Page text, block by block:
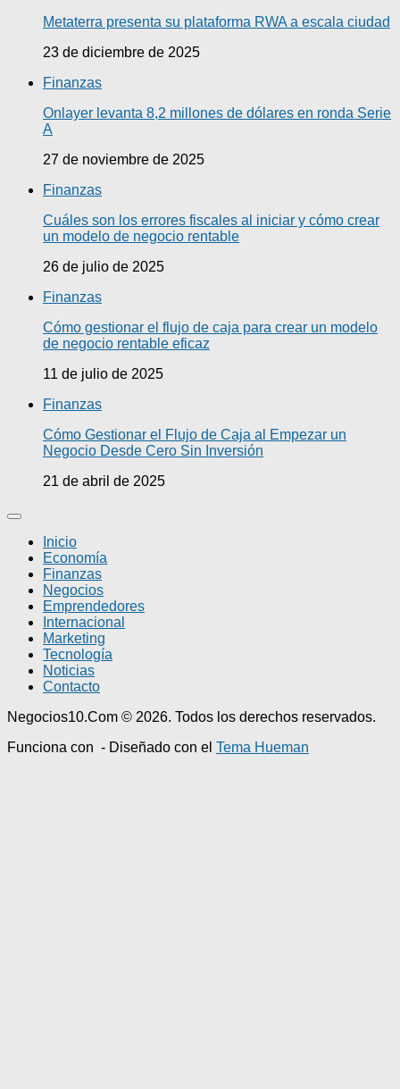
Metaterra presenta su plataforma RWA a escala ciudad
23 de diciembre de 2025
Finanzas
Onlayer levanta 8,2 millones de dólares en ronda Serie
A
27 de noviembre de 2025
Finanzas
Cuáles son los errores fiscales al iniciar y cómo crear
un modelo de negocio rentable
26 de julio de 2025
Finanzas
Cómo gestionar el flujo de caja para crear un modelo
de negocio rentable eficaz
11 de julio de 2025
Finanzas
Cómo Gestionar el Flujo de Caja al Empezar un
Negocio Desde Cero Sin Inversión
21 de abril de 2025
Inicio
Economía
Finanzas
Negocios
Emprendedores
Internacional
Marketing
Tecnología
Noticias
Contacto
Negocios10.Com © 2026. Todos los derechos reservados.
Funciona con - Diseñado con el Tema Hueman